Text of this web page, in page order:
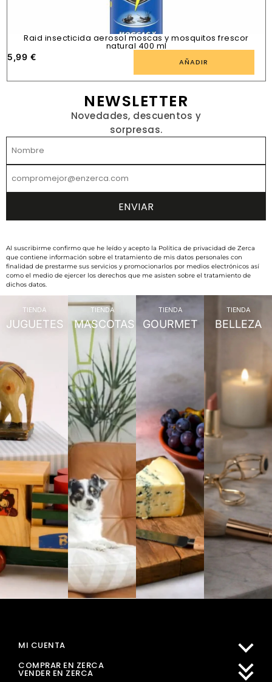
Raid insecticida aerosol moscas y mosquitos frescor
natural 400 ml
5,99 € AÑADIR
NEWSLETTER
Novedades, descuentos y
sorpresas.
Al suscribirme confirmo que he leído y acepto la Política de privacidad de Zerca
que contiene información sobre el tratamiento de mis datos personales con
finalidad de prestarme sus servicios y promocionarlos por medios electrónicos así
como el medio de ejercer los derechos que me asisten sobre el tratamiento de
dichos datos.
TIENDA
JUGUETES
TIENDA
MASCOTAS
TIENDA
GOURMET
TIENDA
BELLEZA
MI CUENTA
COMPRAR EN ZERCA
VENDER EN ZERCA